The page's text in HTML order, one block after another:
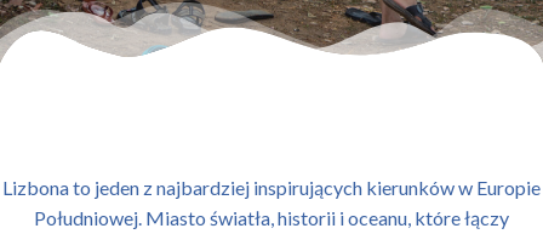
Lizbona to jeden z najbardziej inspirujących kierunków w Europie
Południowej. Miasto światła, historii i oceanu, które łączy